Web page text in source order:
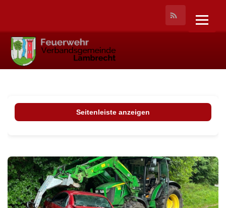
Seitenleiste anzeigen